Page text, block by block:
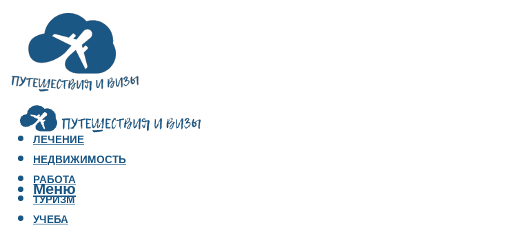
ЛЕЧЕНИЕ
НЕДВИЖИМОСТЬ
РАБОТА
ТУРИЗМ
УЧЕБА
Меню